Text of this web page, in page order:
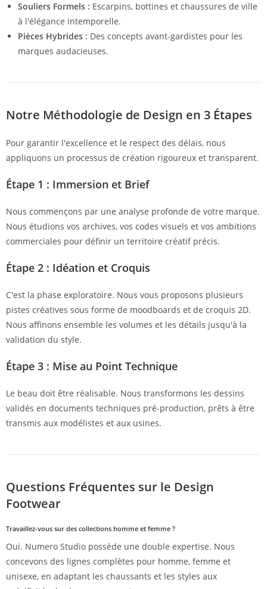
Souliers Formels : Escarpins, bottines et chaussures de ville
à l'élégance intemporelle.
Pièces Hybrides : Des concepts avant-gardistes pour les
marques audacieuses.
Notre Méthodologie de Design en 3 Étapes
Pour garantir l'excellence et le respect des délais, nous
appliquons un processus de création rigoureux et transparent.
Étape 1 : Immersion et Brief
Nous commençons par une analyse profonde de votre marque.
Nous étudions vos archives, vos codes visuels et vos ambitions
commerciales pour définir un territoire créatif précis.
Étape 2 : Idéation et Croquis
C'est la phase exploratoire. Nous vous proposons plusieurs
pistes créatives sous forme de moodboards et de croquis 2D.
Nous affinons ensemble les volumes et les détails jusqu'à la
validation du style.
Étape 3 : Mise au Point Technique
Le beau doit être réalisable. Nous transformons les dessins
validés en documents techniques pré-production, prêts à être
transmis aux modélistes et aux usines.
Questions Fréquentes sur le Design
Footwear
Travaillez-vous sur des collections homme et femme ?
Oui. Numero Studio possède une double expertise. Nous
concevons des lignes complètes pour homme, femme et
unisexe, en adaptant les chaussants et les styles aux